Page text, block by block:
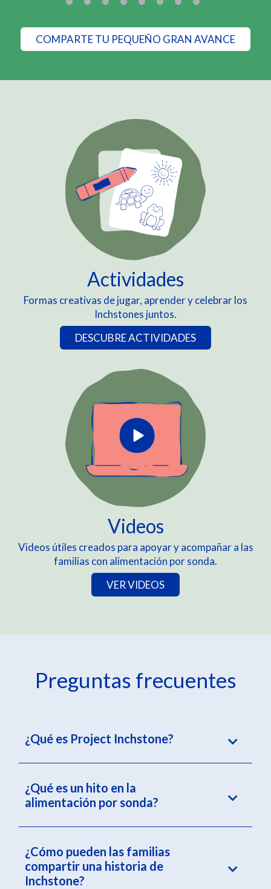
COMPARTE TU PEQUEÑO GRAN AVANCE
Actividades
Formas creativas de jugar, aprender y celebrar los
Inchstones juntos.
DESCUBRE ACTIVIDADES
Videos
Videos útiles creados para apoyar y acompañar a las
familias con alimentación por sonda.
VER VIDEOS
Preguntas frecuentes
¿Qué es Project Inchstone?
¿Qué es un hito en la
alimentación por sonda?
¿Cómo pueden las familias
compartir una historia de
Inchstone?